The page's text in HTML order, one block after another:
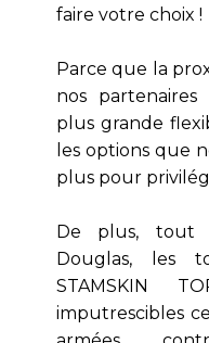
faire votre choix !
Parce que la
nos
plus grande
les options que
plus pour
De plus, tout
Douglas, les
STAMSKIN
imputrescibles